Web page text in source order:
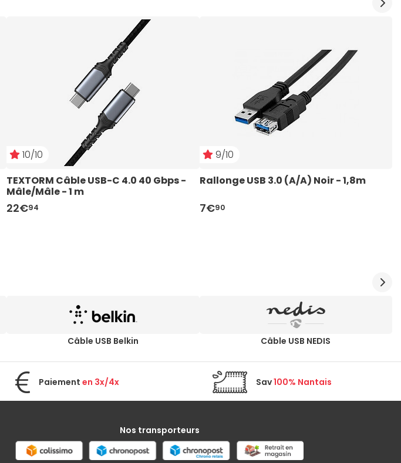
10/10
TEXTORM Câble USB-C 4.0 40 Gbps -
Mâle/Mâle - 1 m
22€94
9/10
Rallonge USB 3.0 (A/A) Noir - 1,8m
7€90
Câble USB Belkin Câble USB NEDIS
Paiement en 3x/4x Sav100% Nantais
Nos transporteurs